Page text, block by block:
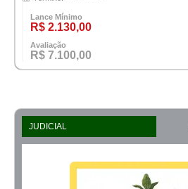
Lance Mínimo
R$ 2.130,00
Avaliação
R$ 7.100,00
JUDICIAL